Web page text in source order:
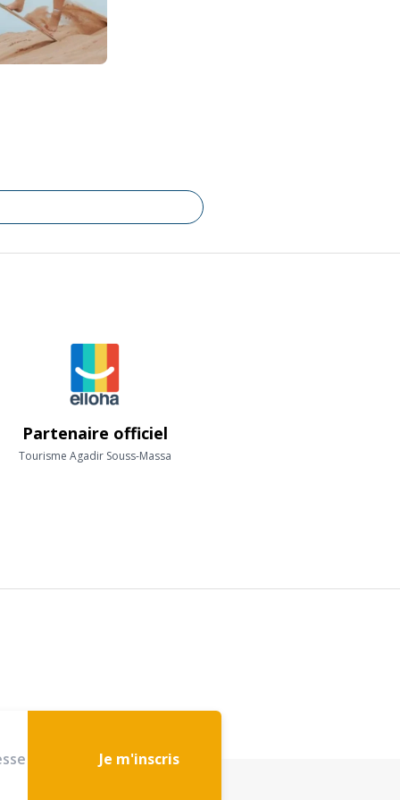
Partenaire officiel
Tourisme Agadir Souss-Massa
Je m'inscris